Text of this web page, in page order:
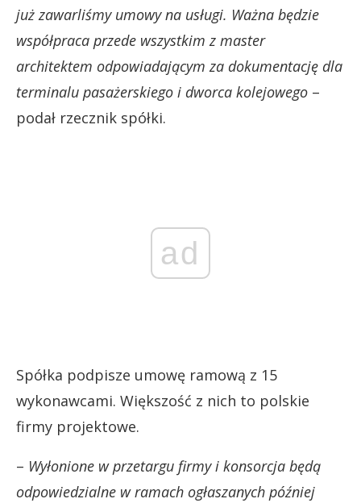
już zawarliśmy umowy na usługi. Ważna będzie
współpraca przede wszystkim z master
architektem odpowiadającym za dokumentację dla
terminalu pasażerskiego i dworca kolejowego –
podał rzecznik spółki.
ad
Spółka podpisze umowę ramową z 15
wykonawcami. Większość z nich to polskie
firmy projektowe.
– Wyłonione w przetargu firmy i konsorcja będą
odpowiedzialne w ramach ogłaszanych później